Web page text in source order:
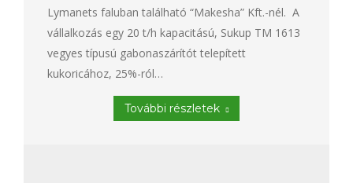
Lymanets faluban található “Makesha” Kft.-nél. A
vállalkozás egy 20 t/h kapacitású, Sukup TM 1613
vegyes típusú gabonaszárítót telepített
kukoricához, 25%-ról…
További részletek